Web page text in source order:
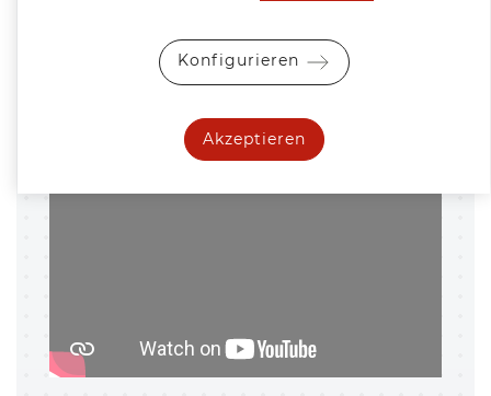
Pro­dukt­vi­deo
Hy­drau­li­sche Werk­statt­pres­se PSS
Konfigurieren
Akzeptieren